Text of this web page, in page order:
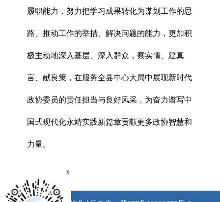
履职能力，努力把学习成果转化为谋划工作的思
路、推动工作的举措、解决问题的能力，更加积
极主动地深入基层、深入群众，察实情、建真
言、献良策，在服务全县中心大局中展现新时代
政协委员的责任担当与良好风采，为奋力谱写中
国式现代化永靖实践新篇章贡献更多政协智慧和
力量。
x